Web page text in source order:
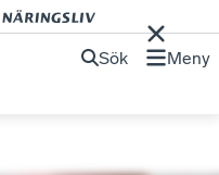
Sök Meny